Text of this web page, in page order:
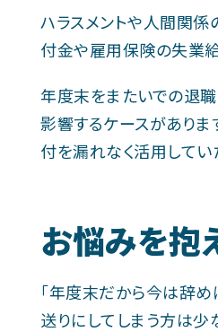
ハラスメントや人間関係
付金や雇用保険の失業
年度末をまたいでの退
影響するケースがありま
付を漏れなく活用してい
お悩みを抱
「年度末だから今は辞め
送りにしてしまう方は少